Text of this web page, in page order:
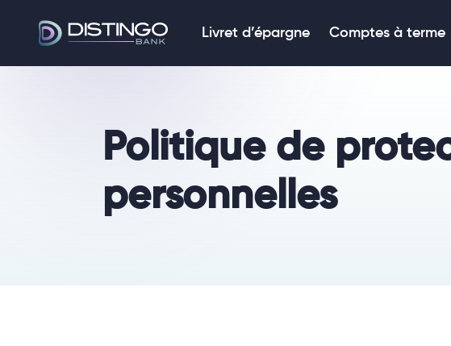
Livret d’épargne Comptes à terme
Politique de
personnelles